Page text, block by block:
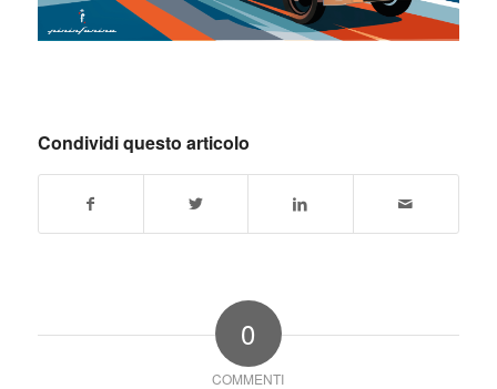
Condividi questo articolo
0
COMMENTI